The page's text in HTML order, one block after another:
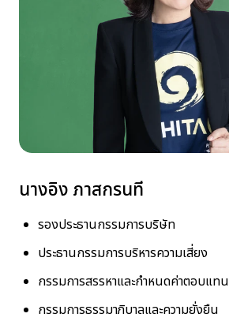
ร่วมงานกับเรา
นางอิง ภาสกรนที
รองประธานกรรมการบริษัท
ประธานกรรมการบริหารความเสี่ยง
กรรมการสรรหาและกำหนดค่าตอบแทน
กรรมการธรรมาภิบาลและความยั่งยืน